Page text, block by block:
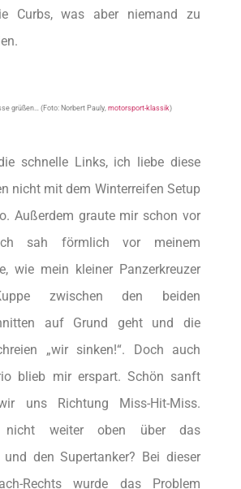
Curbs, was aber niemand zu
grüßen… (Foto: Norbert Pauly, motorsport-klassik)
schnelle Links, ich liebe diese
nicht mit dem Winterreifen Setup
Außerdem graute mir schon vor
sah förmlich vor meinem
wie mein kleiner Panzerkreuzer
zwischen den beiden
auf Grund geht und die
„wir sinken!“. Doch auch
blieb mir erspart. Schön sanft
uns Richtung Miss-Hit-Miss.
nicht weiter oben über das
und den Supertanker? Bei dieser
Rechts wurde das Problem